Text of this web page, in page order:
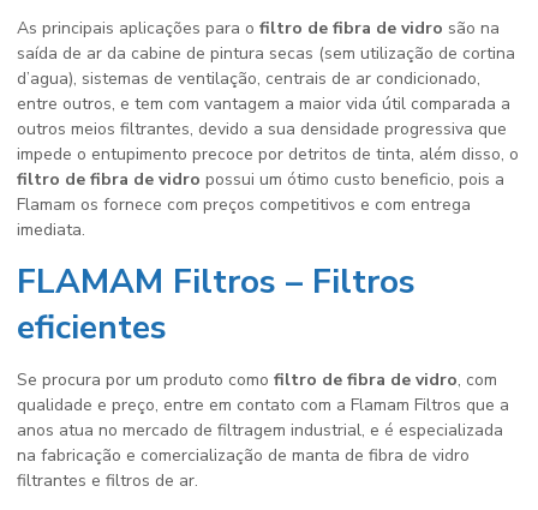
As principais aplicações para o filtro de fibra de vidro são na
saída de ar da cabine de pintura secas (sem utilização de cortina
d’agua), sistemas de ventilação, centrais de ar condicionado,
entre outros, e tem com vantagem a maior vida útil comparada a
outros meios filtrantes, devido a sua densidade progressiva que
impede o entupimento precoce por detritos de tinta, além disso, o
filtro de fibra de vidro possui um ótimo custo beneficio, pois a
Flamam os fornece com preços competitivos e com entrega
imediata.
FLAMAM Filtros – Filtros
eficientes
Se procura por um produto como filtro de fibra de vidro, com
qualidade e preço, entre em contato com a Flamam Filtros que a
anos atua no mercado de filtragem industrial, e é especializada
na fabricação e comercialização de manta de fibra de vidro
filtrantes e filtros de ar.